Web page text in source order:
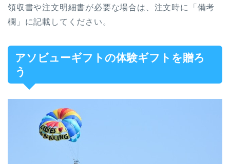
領収書や注文明細書が必要な場合は、注文時に「備考
欄」に記載してください。
アソビューギフトの体験ギフトを贈ろ
う